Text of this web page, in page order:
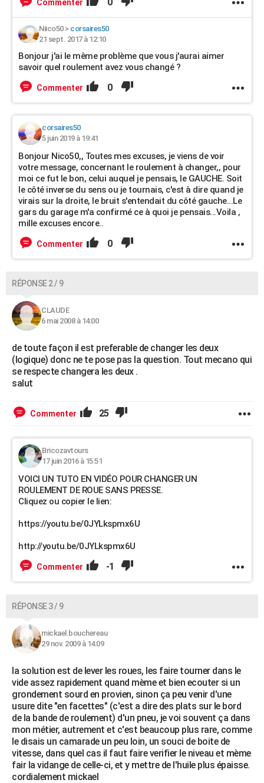
Commenter
Niico50> corsaires50
21 sept. 2017 à 12:10
Bonjour j'ai le même problème que vous j'aurai aimer
savoir quel roulement avez vous changé ?
Commenter 0
corsaires50
5 juin 2019 à 19:41
Bonjour Nico50,, Toutes mes excuses, je viens de voir
votre message, concernant le roulement à changer,, pour
moi ce fut le bon, celui auquel je pensais, le GAUCHE. Soit
le côté inverse du sens ou je tournais, c'est à dire quand je
virais sur la droite, le bruit s'entendait du côté gauche...Le
gars du garage m'a confirmé ce à quoi je pensais...Voila ,
mille excuses encore..
Commenter 0
RÉPONSE 2 / 9
CLAUDE
6 mai 2008 à 14:00
de toute façon il est preferable de changer les deux
(logique) donc ne te pose pas la question. Tout mecano qui
se respecte changera les deux .
salut
Commenter 25
Bricozavtours
17 juin 2016 à 15:51
VOICI UN TUTO EN VIDÉO POUR CHANGER UN
ROULEMENT DE ROUE SANS PRESSE.
Cliquez ou copier le lien:
https://youtu.be/0JYLkspmx6U
http://youtu.be/0JYLkspmx6U
Commenter -1
RÉPONSE 3 / 9
mickael.bouchereau
29 nov. 2009 à 14:09
la solution est de lever les roues, les faire tourner dans le
vide assez rapidement quand mème et bien ecouter si un
grondement sourd en provien, sinon ça peu venir d'une
usure dite "en facettes" (c'est a dire des plats sur le bord
de la bande de roulement) d'un pneu, je voi souvent ça dans
mon métier, autrement et c'est beaucoup plus rare, comme
le disais un camarade un peu loin, un souci de boite de
vitesse, dans quel cas il faut faire verifier le niveau et mème
fair la vidange de celle-ci, et y mettre de l'huile plus épaisse.
cordialement mickael